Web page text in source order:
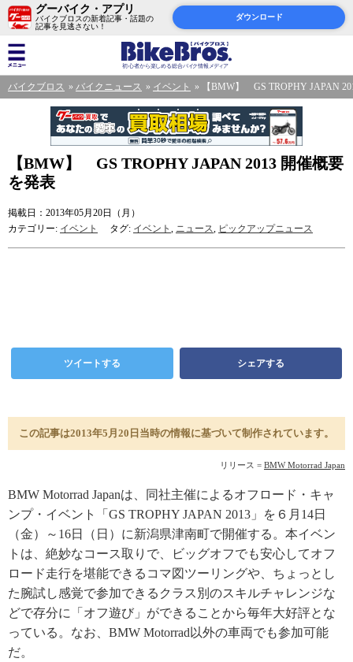
グーバイク・アプリ
バイクブロスの新着記事・話題の
記事を見逃さない！
ダウンロード
バイクブロス バイクニュース イベント 【BMW】 GS TROPHY JAPAN
【BMW】 GS TROPHY JAPAN 2013 開催概要
を発表
掲載日：2013年05月20日（月）
カテゴリー: イベント タグ: イベント , ニュース, ピックアップニュース
ツイートする シェアする
この記事は2013年5月20日当時の情報に基づいて制作されています。
リリース = BMW Motorrad Japan
BMW Motorrad Japanは、同社主催によるオフロード・キャ
ンプ・イベント「GS TROPHY JAPAN 2013」を６月14日
（金）～16日（日）に新潟県津南町で開催する。本イベン
トは、絶妙なコース取りで、ビッグオフでも安心してオフ
ロード走行を堪能できるコマ図ツーリングや、ちょっとし
た腕試し感覚で参加できるクラス別のスキルチャレンジな
どで存分に「オフ遊び」ができることから毎年大好評とな
っている。なお、BMW Motorrad以外の車両でも参加可能
だ。